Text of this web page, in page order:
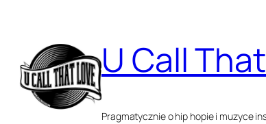
treści
U Call
Pragmatycznie o hip hopie i muzyce